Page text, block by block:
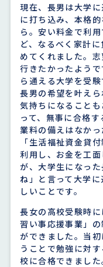
現在、長男は大学
に打ち込み、本格
ら。安い料金で利
ど、なるべく家計
めてくれました。
行きたかったよう
ら通える大学を受
長男の希望を叶え
気持ちになること
って、無事に合格
業料の備えはなか
「生活福祉資金貸
利用し、お金を工
が、大学生になっ
ね」と言って大学
しいことです。
長女の高校受験時
習い事応援事業」
ができました。当
うことで勉強に対
校に合格できました